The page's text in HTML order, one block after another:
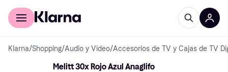
Comprar con Klarna
Klarna/Shopping/Audio y Video/Accesorios de TV y Cajas de TV
Melitt 30x Rojo Azul Anaglifo